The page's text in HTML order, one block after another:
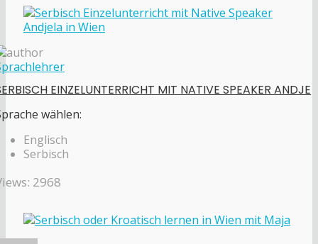
EINZELUNTERRICHT MIT NATIVE SPEAKER ANDJE
wählen:
Englisch
Serbisch
2968